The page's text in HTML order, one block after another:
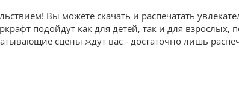
Вы можете скачать и распечатать
подойдут как для детей, так и для
сцены ждут вас - достаточно лишь